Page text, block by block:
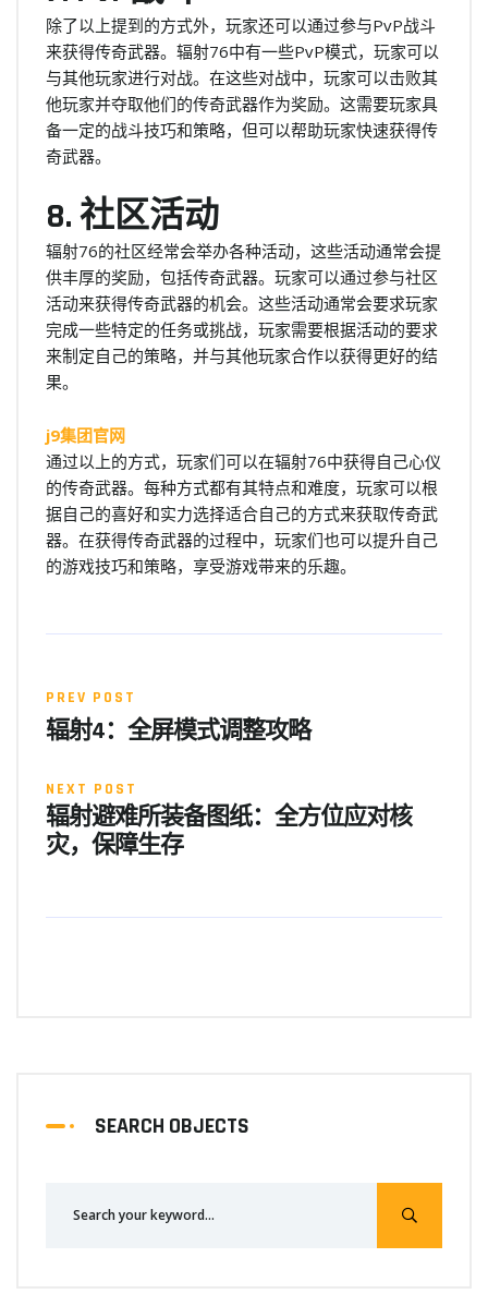
除了以上提到的方式外，玩家还可以通过参与PvP战斗
来获得传奇武器。辐射76中有一些PvP模式，玩家可以
与其他玩家进行对战。在这些对战中，玩家可以击败其
他玩家并夺取他们的传奇武器作为奖励。这需要玩家具
备一定的战斗技巧和策略，但可以帮助玩家快速获得传
奇武器。
8. 社区活动
辐射76的社区经常会举办各种活动，这些活动通常会提
供丰厚的奖励，包括传奇武器。玩家可以通过参与社区
活动来获得传奇武器的机会。这些活动通常会要求玩家
完成一些特定的任务或挑战，玩家需要根据活动的要求
来制定自己的策略，并与其他玩家合作以获得更好的结
果。
j9集团官网
通过以上的方式，玩家们可以在辐射76中获得自己心仪
的传奇武器。每种方式都有其特点和难度，玩家可以根
据自己的喜好和实力选择适合自己的方式来获取传奇武
器。在获得传奇武器的过程中，玩家们也可以提升自己
的游戏技巧和策略，享受游戏带来的乐趣。
PREV POST
辐射4：全屏模式调整攻略
NEXT POST
辐射避难所装备图纸：全方位应对核
灾，保障生存
SEARCH OBJECTS